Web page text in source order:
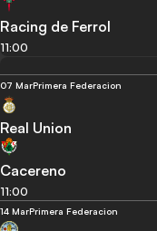
Racing de Ferrol
11:00
07 MarPrimera Federacion
Real Union
Cacereno
11:00
14 MarPrimera Federacion